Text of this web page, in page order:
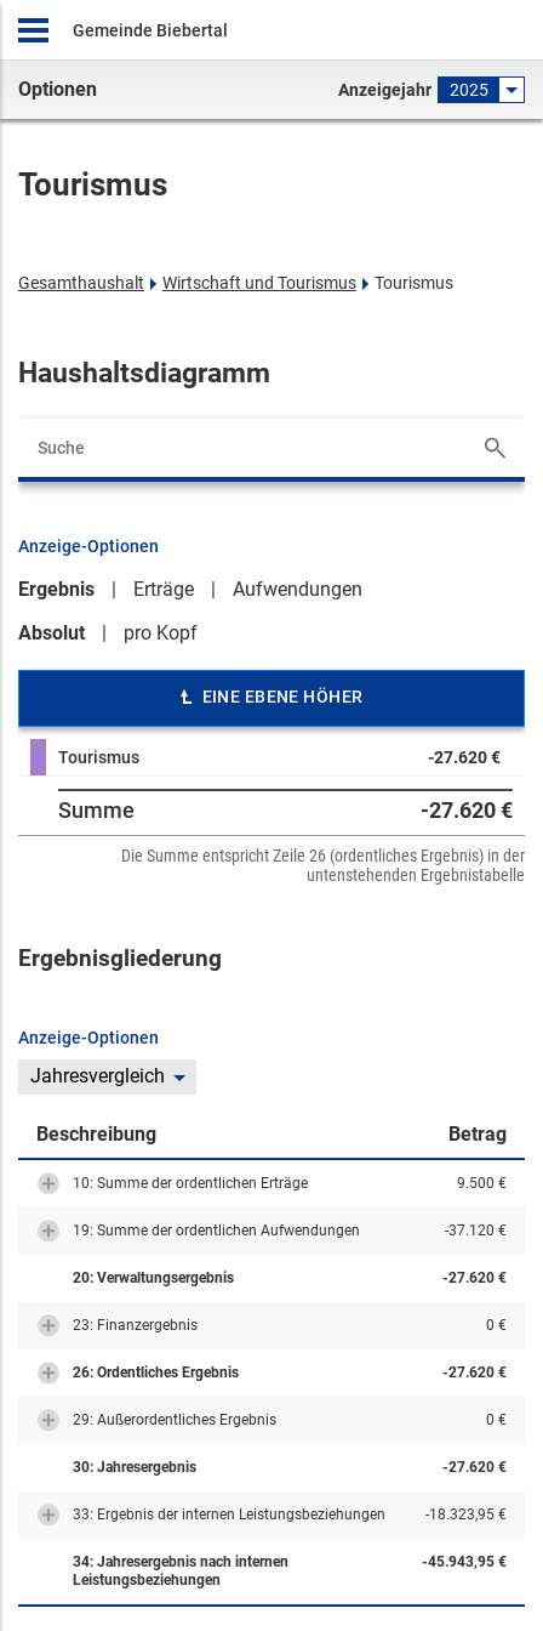
Gemeinde Biebertal
Optionen Anzeigejahr 2025
Tourismus
Gesamthaushalt Wirtschaft und Tourismus Tourismus
Haushaltsdiagramm
Anzeige-Optionen
Ergebnis Erträge
Aufwendungen
Absolut
pro Kopf
EINE EBENE HÖHER
Tourismus -27.620 €
Summe -27.620 €
Die Summe entspricht Zeile 26 (ordentliches Ergebnis) in der
untenstehenden Ergebnistabelle
Ergebnisgliederung
Anzeige-Optionen
Jahresvergleich
Beschreibung Betrag
10: Summe der ordentlichen Erträge 9.500 €
19: Summe der ordentlichen Aufwendungen -37.120 €
20: Verwaltungsergebnis -27.620 €
23: Finanzergebnis 0 €
26: Ordentliches Ergebnis -27.620 €
29: Außerordentliches Ergebnis 0 €
30: Jahresergebnis -27.620 €
33: Ergebnis der internen Leistungsbeziehungen -18.323,95 €
34: Jahresergebnis nach internen
Leistungsbeziehungen
-45.943,95 €